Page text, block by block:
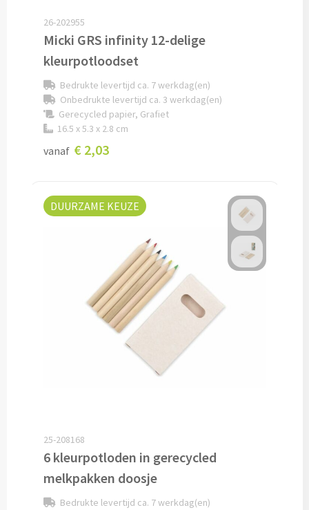
Alle snoep artikelen
Koeken & Chips
Koekjes bedrukken
Brievenbus taarten
Pepernoten & Strooigoed
Schrijfwaren & Kantoorartikelen
Balpennen bedrukken
Houten balpennen bedrukken
Alle schrijfwaren & pennen
26-202955
Micki GRS infinity 12-delige
kleurpotloodset
Bedrukte levertijd ca. 7 werkdag(en)
Onbedrukte levertijd ca. 3 werkdag(en)
Gerecycled papier, Grafiet
16.5 x 5.3 x 2.8 cm
vanaf € 2,03
DUURZAME KEUZE
25-208168
6 kleurpotloden in gerecycled
melkpakken doosje
Bedrukte levertijd ca. 7 werkdag(en)